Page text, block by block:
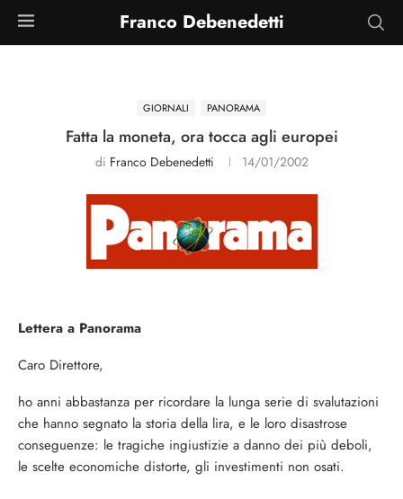
Franco Debenedetti
GIORNALI PANORAMA
Fatta la moneta, ora tocca agli europei
di Franco Debenedetti 14/01/2002
Lettera a Panorama
Caro Direttore,
ho anni abbastanza per ricordare la lunga serie di svalutazioni
che hanno segnato la storia della lira, e le loro disastrose
conseguenze: le tragiche ingiustizie a danno dei più deboli,
le scelte economiche distorte, gli investimenti non osati.